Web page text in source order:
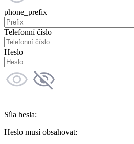
phone_prefix
Telefonní číslo
Heslo
Síla hesla:
Heslo musí obsahovat: